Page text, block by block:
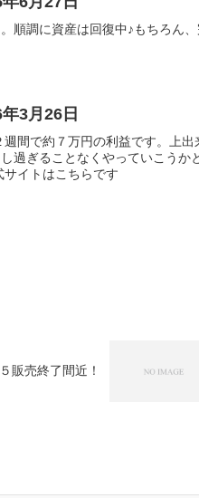
順調に資産は回復中♪もちろん、
3月26日
間で約７万円の利益です。上出
過ぎることなくやっていこうか
イトはこちらです
販売終了間近！